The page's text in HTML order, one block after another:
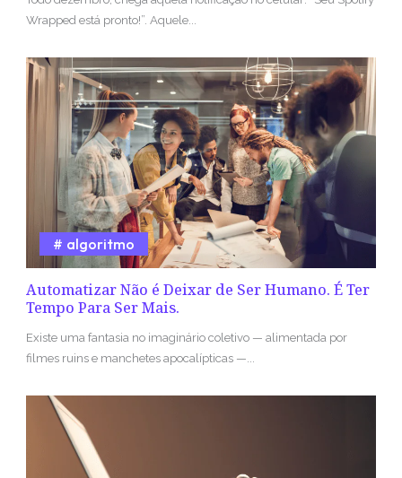
Wrapped está pronto!”. Aquele...
Automatizar Não é Deixar de Ser Humano. É Ter
Tempo Para Ser Mais.
algoritmo
Existe uma fantasia no imaginário coletivo — alimentada por
filmes ruins e manchetes apocalípticas —...